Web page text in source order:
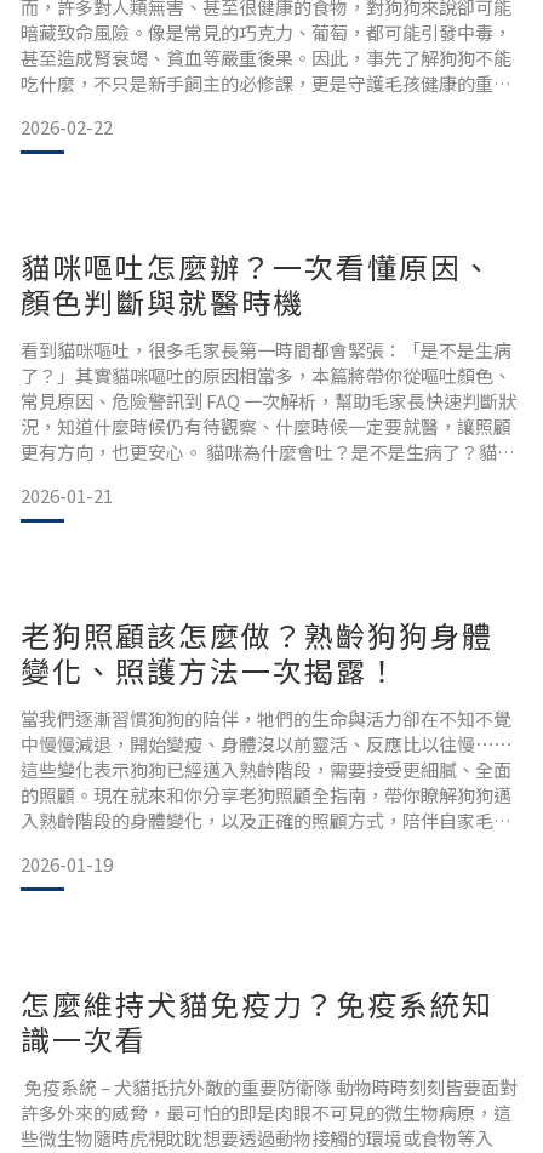
而，許多對人類無害、甚至很健康的食物，對狗狗來說卻可能
暗藏致命風險。像是常見的巧克力、葡萄，都可能引發中毒，
甚至造成腎衰竭、貧血等嚴重後果。因此，事先了解狗狗不能
吃什麼，不只是新手飼主的必修課，更是守護毛孩健康的重要
物，並說明誤食後的常見症狀與緊急處理原則，幫助你在日常
飲食中避開地雷，讓狗狗吃得安心、毛家長也更放心。狗狗不
2026-02-22
貓咪嘔吐怎麼辦？一次看懂原因、
顏色判斷與就醫時機
看到貓咪嘔吐，很多毛家長第一時間都會緊張：「是不是生病
了？」其實貓咪嘔吐的原因相當多，本篇將帶你從嘔吐顏色、
常見原因、危險警訊到 FAQ 一次解析，幫助毛家長快速判斷狀
況，知道什麼時候仍有待觀察、什麼時候一定要就醫，讓照顧
更有方向，也更安心。 貓咪為什麼會吐？是不是生病了？貓咪
蟲、肝腎疾病、中毒等嚴重問題都有可能。除此之外，貓咪壓
力過大或焦慮時也會嘔吐，常見影響貓咪情緒的狀況有突然異
2026-01-21
老狗照顧該怎麼做？熟齡狗狗身體
變化、照護方法一次揭露！
當我們逐漸習慣狗狗的陪伴，牠們的生命與活力卻在不知不覺
中慢慢減退，開始變瘦、身體沒以前靈活、反應比以往慢⋯⋯
這些變化表示狗狗已經邁入熟齡階段，需要接受更細膩、全面
的照顧。現在就來和你分享老狗照顧全指南，帶你瞭解狗狗邁
入熟齡階段的身體變化，以及正確的照顧方式，陪伴自家毛孩
與生命階段換算狗狗幾歲算老？通常會看體型與年紀，普遍以
7 歲作為分界點，但最準確的判斷方法，是根據狗狗的體型與
2026-01-19
怎麼維持犬貓免疫力？免疫系統知
識一次看
免疫系統 – 犬貓抵抗外敵的重要防衛隊 動物時時刻刻皆要面對
許多外來的威脅，最可怕的即是肉眼不可見的微生物病原，這
些微生物隨時虎視眈眈想要透過動物接觸的環境或食物等入